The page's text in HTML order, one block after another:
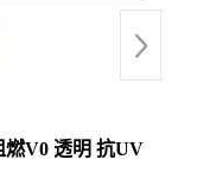
V0 透明 抗UV